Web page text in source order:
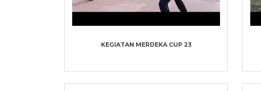
KEGIATAN MERDEKA CUP 23